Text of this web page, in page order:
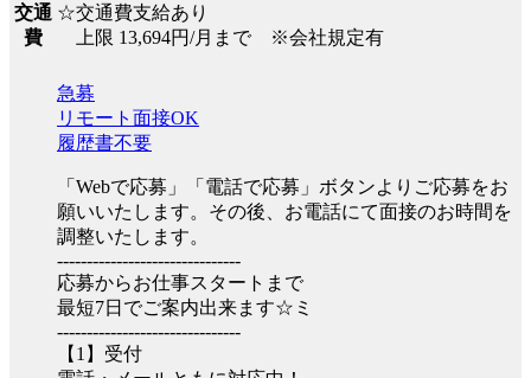
交通
費
☆交通費支給あり
上限 13,694円/月まで ※会社規定有
急募
リモート面接OK
履歴書不要
「Webで応募」「電話で応募」ボタンよりご応募をお
願いいたします。その後、お電話にて面接のお時間を
調整いたします。
-------------------------------
応募からお仕事スタートまで
最短7日でご案内出来ます☆ミ
-------------------------------
【1】受付